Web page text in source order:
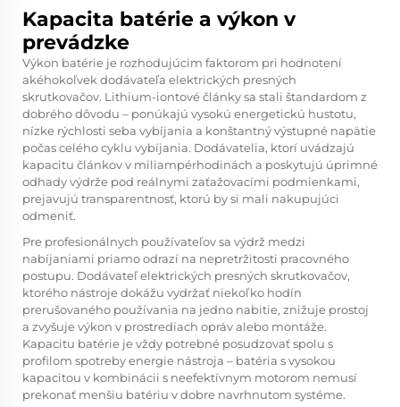
Kapacita batérie a výkon v
prevádzke
Výkon batérie je rozhodujúcim faktorom pri hodnotení
akéhokoľvek dodávateľa elektrických presných
skrutkovačov. Lithium-iontové články sa stali štandardom z
dobrého dôvodu – ponúkajú vysokú energetickú hustotu,
nízke rýchlosti seba vybíjania a konštantný výstupné napätie
počas celého cyklu vybíjania. Dodávatelia, ktorí uvádzajú
kapacitu článkov v miliampérhodinách a poskytujú úprimné
odhady výdrže pod reálnymi zaťažovacími podmienkami,
prejavujú transparentnosť, ktorú by si mali nakupujúci
odmeniť.
Pre profesionálnych používateľov sa výdrž medzi
nabíjaniami priamo odrazí na nepretržitosti pracovného
postupu. Dodávateľ elektrických presných skrutkovačov,
ktorého nástroje dokážu vydržať niekoľko hodín
prerušovaného používania na jedno nabitie, znižuje prostoj
a zvyšuje výkon v prostrediach opráv alebo montáže.
Kapacitu batérie je vždy potrebné posudzovať spolu s
profilom spotreby energie nástroja – batéria s vysokou
kapacitou v kombinácii s neefektívnym motorom nemusí
prekonať menšiu batériu v dobre navrhnutom systéme.